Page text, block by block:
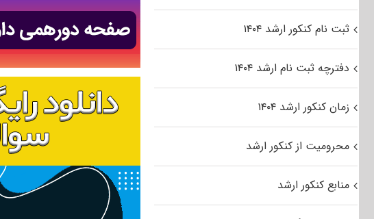
ثبت نام کنکور ارشد ۱۴۰۴
دفترچه ثبت نام ارشد ۱۴۰۴
زمان کنکور ارشد ۱۴۰۴
محرومیت از کنکور ارشد
منابع کنکور ارشد